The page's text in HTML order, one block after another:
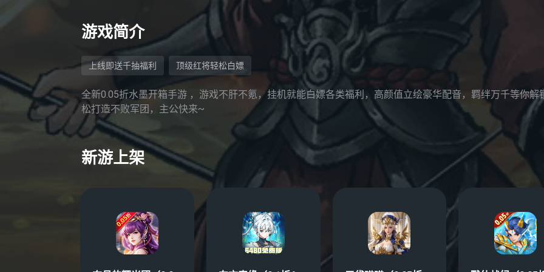
游戏简介
上线即送千抽福利 顶级红将轻松白嫖
全新0.05折水墨开箱手游 ，游戏不肝不氪，挂机就能白嫖各类福利，高颜值立绘豪华配音，羁绊万千等你解
松打造不败军团，主公快来~
新游上架